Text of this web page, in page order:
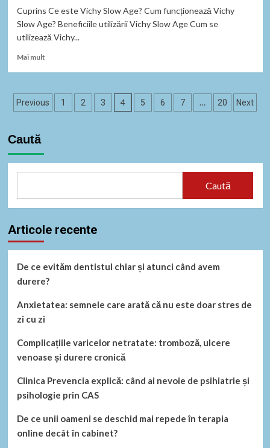
Cuprins Ce este Vichy Slow Age? Cum funcționează Vichy
Slow Age? Beneficiile utilizării Vichy Slow Age Cum se
utilizează Vichy...
Mai multRead
beneficiile
Vichy
piele
Paginație
Previous 1 2 3 4 5 6 7 … 20 Next
Caută
Caută
Articole recente
De ce evităm dentistul chiar și atunci când avem
durere?
Anxietatea: semnele care arată că nu este doar stres de
zi cu zi
Complicațiile varicelor netratate: tromboză, ulcere
venoase și durere cronică
Clinica Prevencia explică: când ai nevoie de psihiatrie și
psihologie prin CAS
De ce unii oameni se deschid mai repede în terapia
online decât în cabinet?